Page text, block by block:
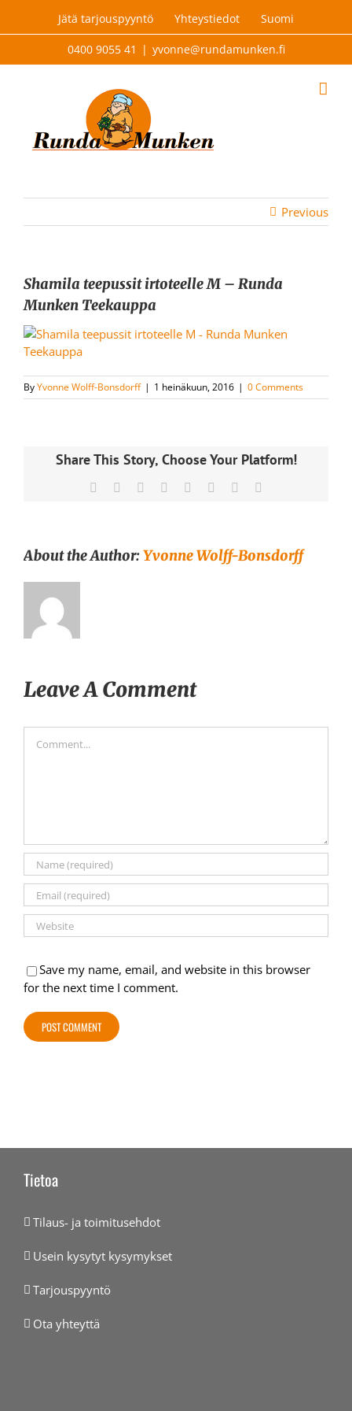
Jätä tarjouspyyntö Yhteystiedot Suomi
0400 9055 41 | yvonne@rundamunken.fi
Previous
Shamila teepussit irtoteelle M – Runda
Munken Teekauppa
ByYvonne Wolff-Bonsdorff | 1 heinäkuun, 2016 | 0 Comments
Share This Story, Choose Your Platform!
Facebook Reddit LinkedIn
TumblrPinterest
About the Author:Yvonne Wolff-Bonsdorff
Leave A Comment
Save my name, email, and website in this browser
for the next time I comment.
Tietoa
Tilaus- ja toimitusehdot
Usein kysytyt kysymykset
Tarjouspyyntö
Ota yhteyttä